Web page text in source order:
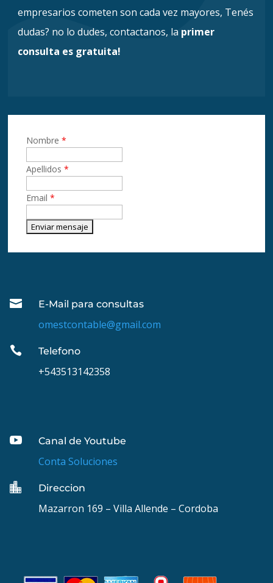
empresarios cometen son cada vez mayores, Tenés
dudas? no lo dudes, contactanos, la primer
consulta es gratuita!
Nombre*
Apellidos*
Email*
 E-Mail para consultas
omestcontable@gmail.com
 Telefono
+543513142358
 Canal de Youtube
Conta Soluciones
 Direccion
Mazarron 169 – Villa Allende – Cordoba